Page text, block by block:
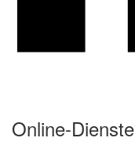
Online-Dienste